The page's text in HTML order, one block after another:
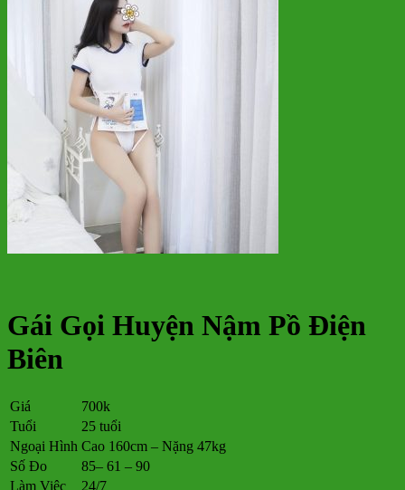
Gái Gọi Huyện Nậm Pồ Điện
Biên
Giá
700k
Tuổi
25 tuổi
Ngoại Hình Cao 160cm – Nặng 47kg
Số Đo
85– 61 – 90
Làm Việc
24/7